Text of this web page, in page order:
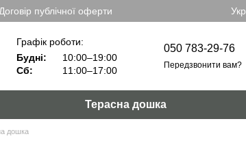
Договір публічної оферти Укр
Графік роботи:
Будні:
10:00–19:00
Сб:
11:00–17:00
050 783-29-76
Передзвонити вам?
Терасна дошка
дошка